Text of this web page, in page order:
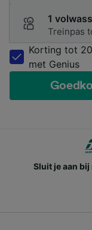
1
Treinpas
Korting tot
met Genius
Sluit je aan